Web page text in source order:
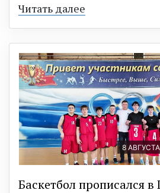
Читать далее
8
Баскетбол прописался